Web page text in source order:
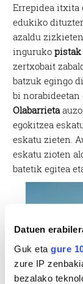
Datuen
Guk eta gure
zure IP
bezalako
Errepidea itxita
edukiko
azaldu
ingurukopistak
zertxobait
batzuk egingo
bi
Olabarrieta
egokitzea
eskatu zieten.
eskatu zioten
batetik egitea